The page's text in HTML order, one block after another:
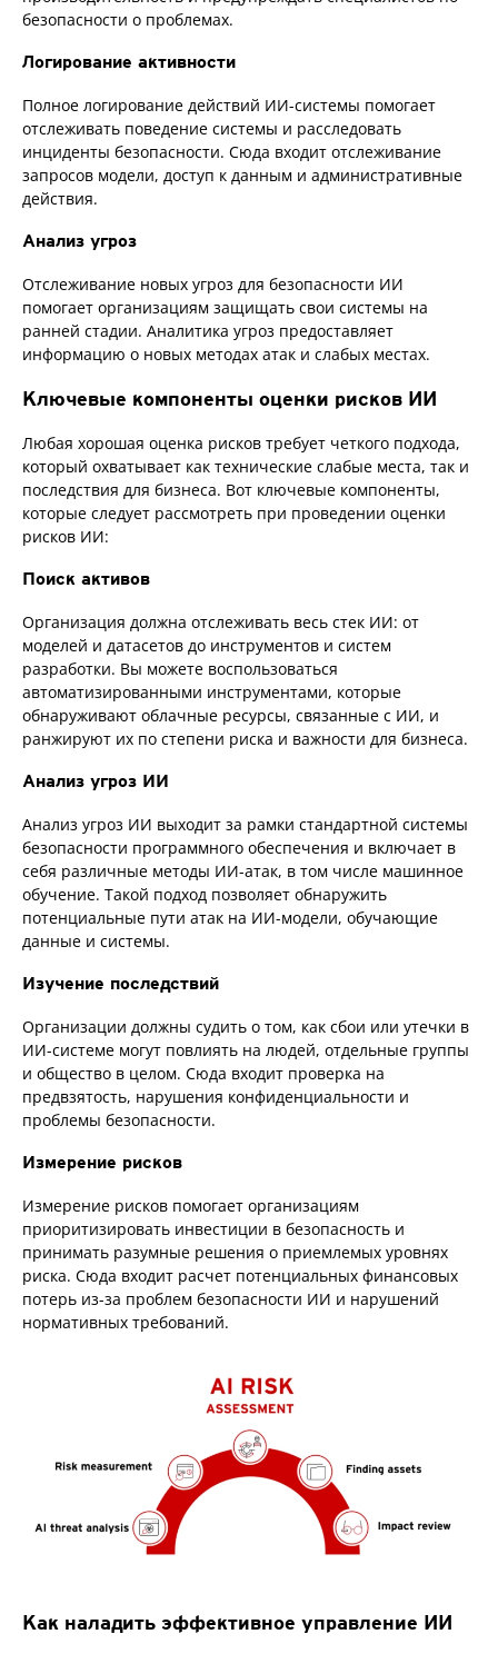
безопасности о проблемах.
Логирование активности
Полное логирование действий ИИ-системы помогает
отслеживать поведение системы и расследовать
инциденты безопасности. Сюда входит отслеживание
запросов модели, доступ к данным и административные
действия.
Анализ угроз
Отслеживание новых угроз для безопасности ИИ
помогает организациям защищать свои системы на
ранней стадии. Аналитика угроз предоставляет
информацию о новых методах атак и слабых местах.
Ключевые компоненты оценки рисков ИИ
Любая хорошая оценка рисков требует четкого подхода,
который охватывает как технические слабые места, так и
последствия для бизнеса. Вот ключевые компоненты,
которые следует рассмотреть при проведении оценки
рисков ИИ:
Поиск активов
Организация должна отслеживать весь стек ИИ: от
моделей и датасетов до инструментов и систем
разработки. Вы можете воспользоваться
автоматизированными инструментами, которые
обнаруживают облачные ресурсы, связанные с ИИ, и
ранжируют их по степени риска и важности для бизнеса.
Анализ угроз ИИ
Анализ угроз ИИ выходит за рамки стандартной системы
безопасности программного обеспечения и включает в
себя различные методы ИИ-атак, в том числе машинное
обучение. Такой подход позволяет обнаружить
потенциальные пути атак на ИИ-модели, обучающие
данные и системы.
Изучение последствий
Организации должны судить о том, как сбои или утечки в
ИИ-системе могут повлиять на людей, отдельные группы
и общество в целом. Сюда входит проверка на
предвзятость, нарушения конфиденциальности и
проблемы безопасности.
Измерение рисков
Измерение рисков помогает организациям
приоритизировать инвестиции в безопасность и
принимать разумные решения о приемлемых уровнях
риска. Сюда входит расчет потенциальных финансовых
потерь из-за проблем безопасности ИИ и нарушений
нормативных требований.
Как наладить эффективное управление ИИ